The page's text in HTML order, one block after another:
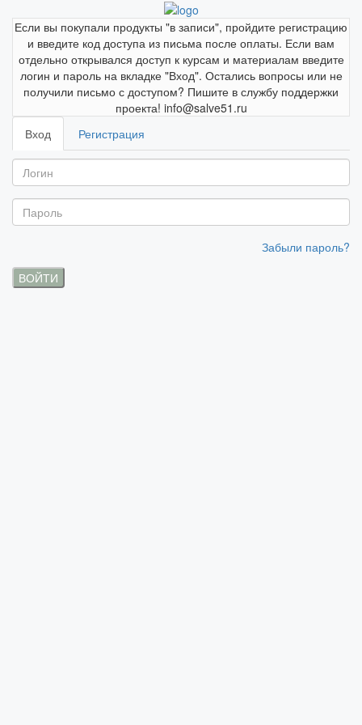
Если вы покупали продукты "в записи", пройдите регистрацию
и введите код доступа из письма после оплаты. Если вам
отдельно открывался доступ к курсам и материалам введите
логин и пароль на вкладке "Вход". Остались вопросы или не
получили письмо с доступом? Пишите в службу поддержки
проекта! info@salve51.ru
Вход
Регистрация
Забыли пароль?
ВОЙТИ